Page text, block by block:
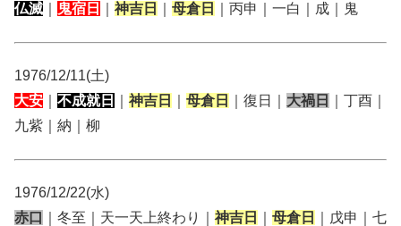
仏滅
鬼宿日 神吉日 母倉日 ｜丙申｜一白｜成｜鬼
1976/12/11(土)
大安
不成就日 神吉日 母倉日 ｜復日｜ 大禍日
｜丁酉｜
九紫｜納｜柳
1976/12/22(水)
赤口
｜冬至｜天一天上終わり｜ 神吉日 母倉日
｜戊申｜七